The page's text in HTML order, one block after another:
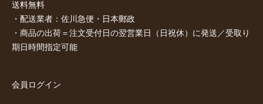
送料無料
・配送業者：佐川急便・日本郵政
・商品の出荷＝注文受付日の翌営業日（日祝休）に発送／受取り
期日時間指定可能
会員ログイン